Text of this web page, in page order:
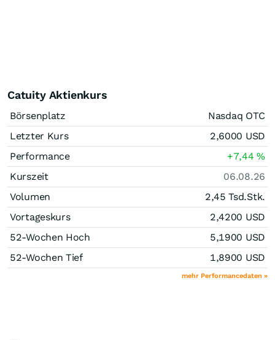
Catuity Aktienkurs
Börsenplatz
Nasdaq OTC
Letzter Kurs
2,6000 USD
Performance
+7,44%
Kurszeit
06.08.26
Volumen
2,45 Tsd.Stk.
Vortageskurs
2,4200 USD
52-Wochen Hoch
5,1900 USD
52-Wochen Tief
1,8900 USD
mehr Performancedaten »